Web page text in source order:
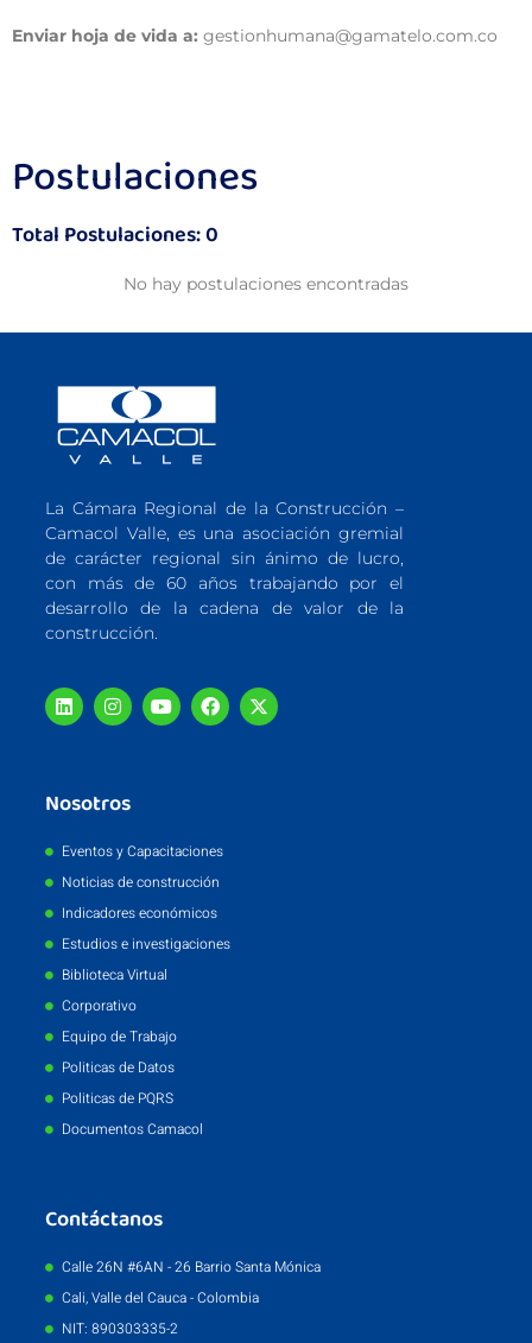
Enviar hoja de vida a: gestionhumana@gamatelo.com.co
Postulaciones
Total Postulaciones: 0
No hay postulaciones encontradas
La Cámara Regional de la Construcción –
Camacol Valle, es una asociación gremial
de carácter regional sin ánimo de lucro,
con más de 60 años trabajando por el
desarrollo de la cadena de valor de la
construcción.
Nosotros
Eventos y Capacitaciones
Noticias de construcción
Indicadores económicos
Estudios e investigaciones
Biblioteca Virtual
Corporativo
Equipo de Trabajo
Politicas de Datos
Politicas de PQRS
Documentos Camacol
Contáctanos
Calle 26N #6AN - 26 Barrio Santa Mónica
Cali, Valle del Cauca - Colombia
NIT: 890303335-2